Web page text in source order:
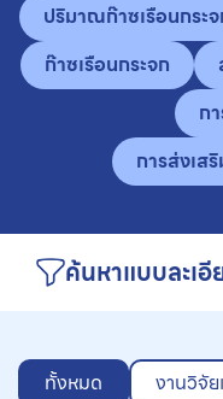
ปริมาณก๊าซเรือนกร
ก๊าซเรือนกระจก
ก
การส่งเส
ค้นหาแบบละเอี
ทั้งหมด งานวิจัย